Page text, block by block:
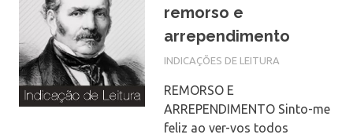
remorso e
arrependimento
INDICAÇÕES DE LEITURA
REMORSO E
ARREPENDIMENTO Sinto-me
feliz ao ver-vos todos